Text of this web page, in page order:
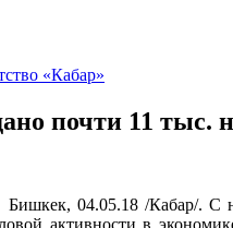
почти 11
Бишкек, 04.05.18 /Кабар/. C
активности в